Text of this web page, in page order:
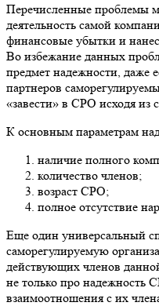
Перечисленные проблемы
деятельность самой
финансовые убытки и
Во избежание данных
предмет надежности, даже
партнеров
«завести» в СРО исходя из
К основным параметрам
наличие полного
количество членов;
возраст СРО;
полное отсутствие
Еще один универсальный
саморегулируемую
действующих членов
не только про надежность
взаимоотношения с их